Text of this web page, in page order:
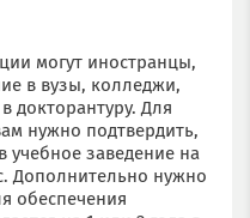
могут иностранцы,
в вузы, колледжи,
докторантуру. Для
нужно подтвердить,
заведение на
Дополнительно нужно
обеспечения